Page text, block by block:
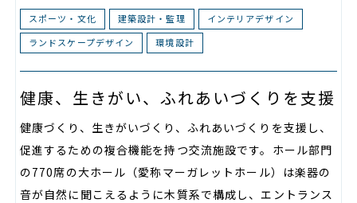
スポーツ・文化 建築設計・監理
インテリアデザイン
ランドスケープデザイン
環境設計
健康、生きがい、ふれあいづくりを支援
健康づくり、生きがいづくり、ふれあいづくりを支援し、
促進するための複合機能を持つ交流施設です。ホール部門
の770席の大ホール（愛称マーガレットホール）は楽器の
音が自然に聞こえるように木質系で構成し、エントランス